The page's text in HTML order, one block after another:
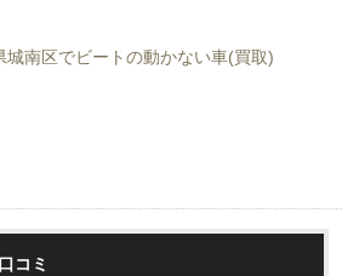
城南区でビートの動かない車(買取)
コミ